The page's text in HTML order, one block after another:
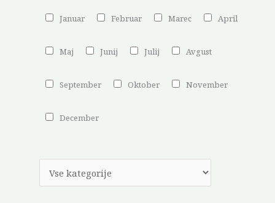
Januar Februar Marec April
Maj Junij Julij Avgust
September Oktober November
December